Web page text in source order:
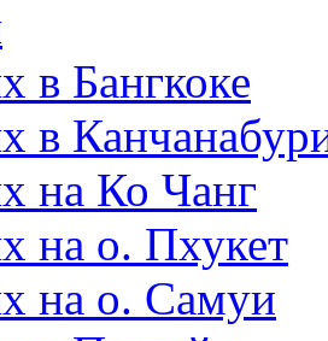
в Бангкоке
в
на Ко Чанг
на о. Пхукет
на о. Самуи